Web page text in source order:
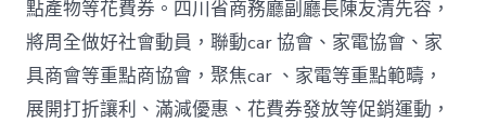
中
點產物等花費券。四川省商務廳副廳長陳友清先容，
將周全做好社會動員，聯動car 協會、家電協會、家
具商會等重點商協會，聚焦car 、家電等重點範疇，
展開打折讓利、滿減優惠、花費券發放等促銷運動，